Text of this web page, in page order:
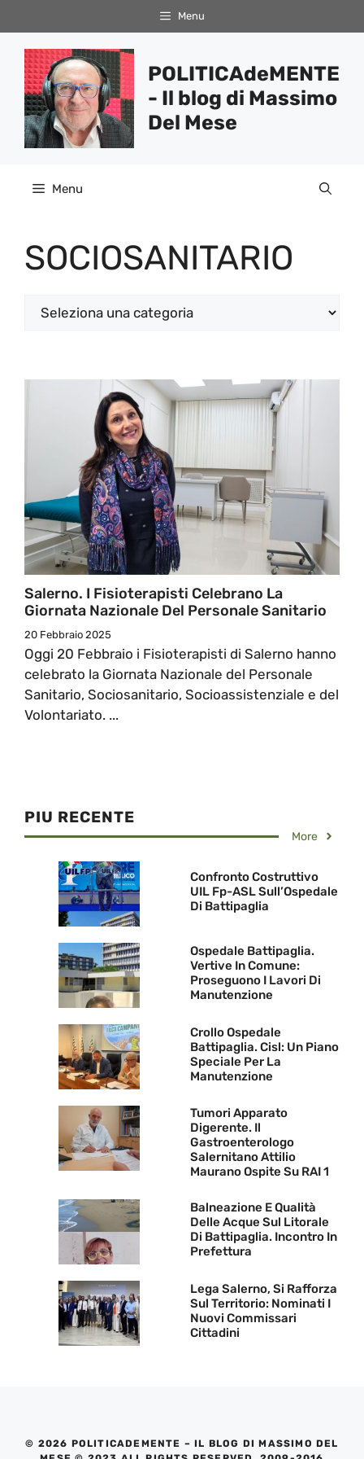
al
contenuto
Menu
POLITICAdeMENTE
- Il blog di Massimo
Del Mese
Menu
SOCIOSANITARIO
Categorie
Salerno. I Fisioterapisti Celebrano La
Giornata Nazionale Del Personale Sanitario
20 Febbraio 2025
Oggi 20 Febbraio i Fisioterapisti di Salerno hanno
celebrato la Giornata Nazionale del Personale
Sanitario, Sociosanitario, Socioassistenziale e del
Volontariato. ...
PIU RECENTE
More
Confronto Costruttivo
UIL Fp-ASL Sull’Ospedale
Di Battipaglia
Ospedale Battipaglia.
Vertive In Comune:
Proseguono I Lavori Di
Manutenzione
Crollo Ospedale
Battipaglia. Cisl: Un Piano
Speciale Per La
Manutenzione
Tumori Apparato
Digerente. Il
Gastroenterologo
Salernitano Attilio
Maurano Ospite Su RAI 1
Balneazione E Qualità
Delle Acque Sul Litorale
Di Battipaglia. Incontro In
Prefettura
Lega Salerno, Si Rafforza
Sul Territorio: Nominati I
Nuovi Commissari
Cittadini
© 2026 POLITICADEMENTE – IL BLOG DI MASSIMO DEL